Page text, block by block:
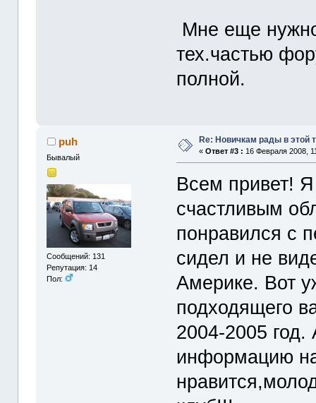
Мне еще
тех.частью
полной.
puh
Бывалый
Сообщений: 131
Репутация: 14
Пол:
Re: Новичкам рады в этой
«Ответ #3 : 16 Февраля 2008,
Всем привет!
счастливым
понравился с
сидел и не
Америке. Вот
подходящего
2004-2005 год.
информацию